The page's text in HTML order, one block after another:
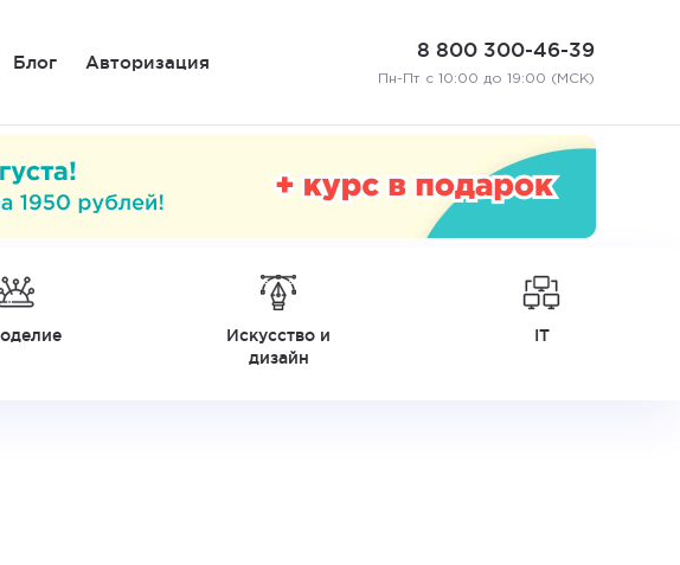
Блог Авторизация
8 800 300-46-39
Пн-Пт с 10:00 до 19:00 (МСК)
Искусство и
дизайн
IT